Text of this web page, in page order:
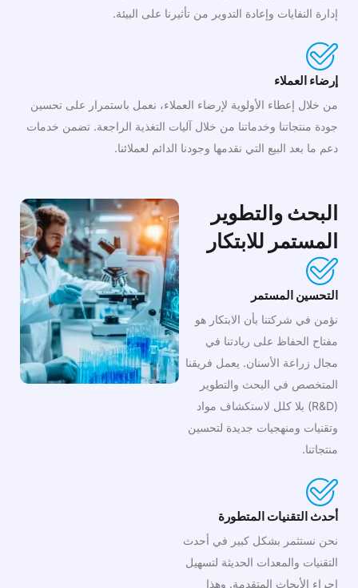
إدارة النفايات وإعادة التدوير من تأثيرنا على البيئة.
إرضاء العملاء
من خلال إعطاء الأولوية لإرضاء العملاء، نعمل باستمرار على تحسين
جودة منتجاتنا وخدماتنا من خلال آليات التغذية الراجعة. تضمن خدمات
دعم ما بعد البيع التي نقدمها وجودنا الدائم لعملائنا.
البحث والتطوير
المستمر للابتكار
التحسين المستمر
نؤمن في شركتنا بأن الابتكار هو
مفتاح الحفاظ على ريادتنا في
مجال زراعة الأسنان. يعمل فريقنا
المتخصص في البحث والتطوير
(R&D) بلا كلل لاستكشاف مواد
وتقنيات ومنهجيات جديدة لتحسين
منتجاتنا.
أحدث التقنيات المتطورة
نحن نستثمر بشكل كبير في أحدث
التقنيات والمعدات الحديثة لتسهيل
إجراء الأبحاث المتقدمة. وهذا